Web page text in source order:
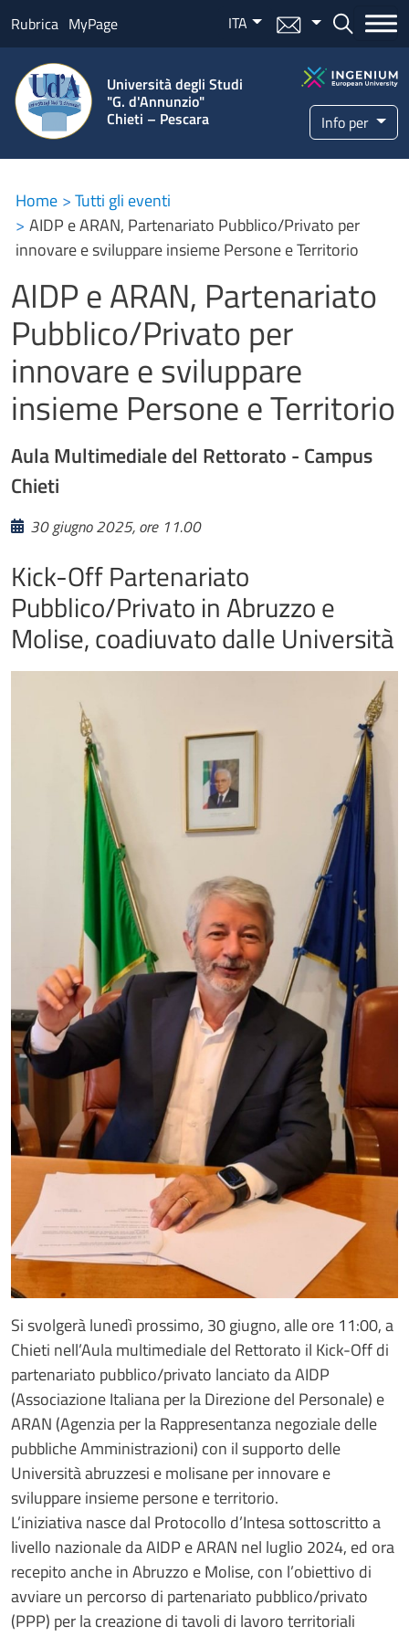
Salta al contenuto principale
Rubrica MyPage ITA Menu mail Bottone
Università degli Studi
"G. d'Annunzio"
Chieti – Pescara Info per
Home
Tutti gli eventi
AIDP e ARAN, Partenariato Pubblico/Privato per
innovare e sviluppare insieme Persone e Territorio
AIDP e ARAN, Partenariato
Pubblico/Privato per
innovare e sviluppare
insieme Persone e Territorio
Aula Multimediale del Rettorato - Campus
Chieti
30 giugno 2025, ore 11.00
Kick-Off Partenariato
Pubblico/Privato in Abruzzo e
Molise, coadiuvato dalle Università
Si svolgerà lunedì prossimo, 30 giugno, alle ore 11:00, a
Chieti nell’Aula multimediale del Rettorato il Kick-Off di
partenariato pubblico/privato lanciato da AIDP
(Associazione Italiana per la Direzione del Personale) e
ARAN (Agenzia per la Rappresentanza negoziale delle
pubbliche Amministrazioni) con il supporto delle
Università abruzzesi e molisane per innovare e
sviluppare insieme persone e territorio.
L’iniziativa nasce dal Protocollo d’Intesa sottoscritto a
livello nazionale da AIDP e ARAN nel luglio 2024, ed ora
recepito anche in Abruzzo e Molise, con l’obiettivo di
avviare un percorso di partenariato pubblico/privato
(PPP) per la creazione di tavoli di lavoro territoriali